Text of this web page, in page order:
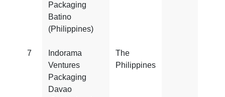
Packaging
Batino
(Philippines)
7
Indorama
Ventures
Packaging
Davao
The
Philippines